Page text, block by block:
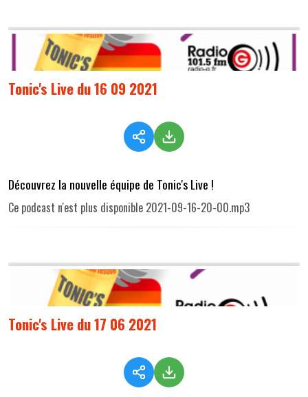
Tonic's Live du 16 09 2021
Découvrez la nouvelle équipe de Tonic's Live !
Ce podcast n'est plus disponible 2021-09-16-20-00.mp3
Tonic's Live du 17 06 2021